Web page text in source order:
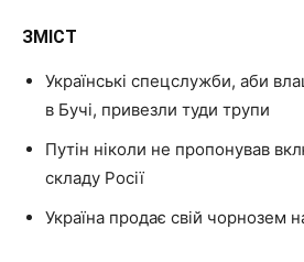
ЗМІСТ
Українські спецслужби, аби
в Бучі, привезли туди трупи
Путін ніколи не пропонував
складу Росії
Україна продає свій чорнозем